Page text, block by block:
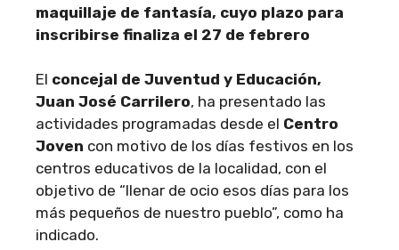
maquillaje de fantasía, cuyo plazo para
inscribirse finaliza el 27 de febrero
El concejal de Juventud y Educación,
Juan José Carrilero, ha presentado las
actividades programadas desde el Centro
Joven con motivo de los días festivos en los
centros educativos de la localidad, con el
objetivo de “llenar de ocio esos días para los
más pequeños de nuestro pueblo”, como ha
indicado.